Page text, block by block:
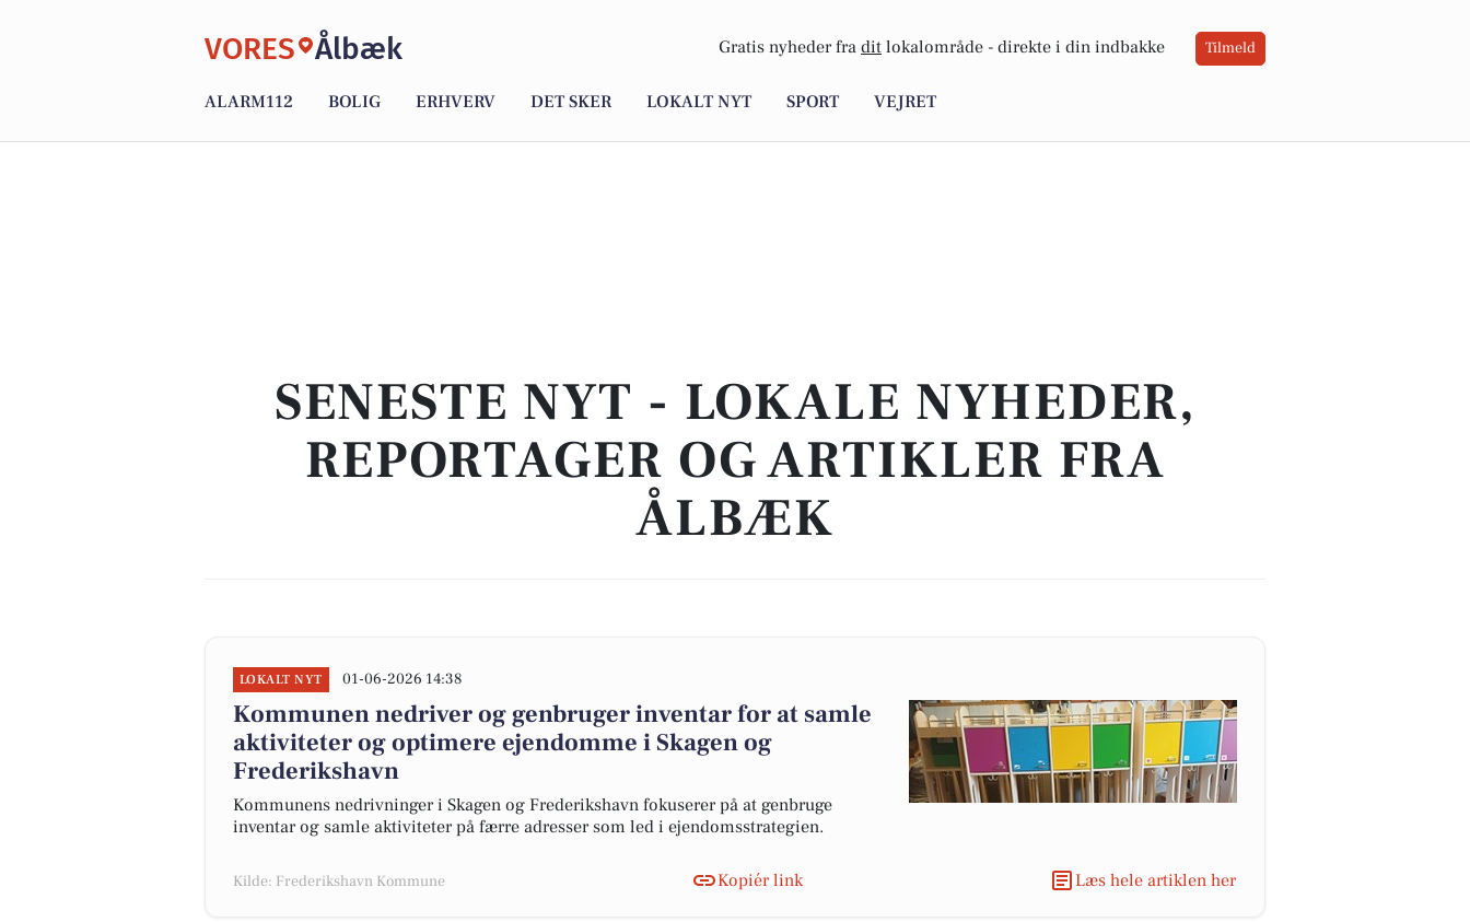
VORES Ålbæk Gratis nyheder fra dit lokalområde - direkte i din indbakke Tilmeld
ALARM112 BOLIG ERHVERV DET SKER LOKALT NYT SPORT VEJRET
SENESTE NYT - LOKALE NYHEDER,
REPORTAGER OG ARTIKLER FRA
ÅLBÆK
LOKALT NYT 01-06-2026 14:38
Kommunen nedriver og genbruger inventar for at samle
aktiviteter og optimere ejendomme i Skagen og
Frederikshavn
Kommunens nedrivninger i Skagen og Frederikshavn fokuserer på at genbruge
inventar og samle aktiviteter på færre adresser som led i ejendomsstrategien.
Kilde: Frederikshavn Kommune Kopiér link Læs hele artiklen her